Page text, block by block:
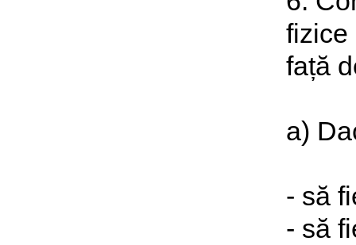
fizice
față
a)
- să
- să